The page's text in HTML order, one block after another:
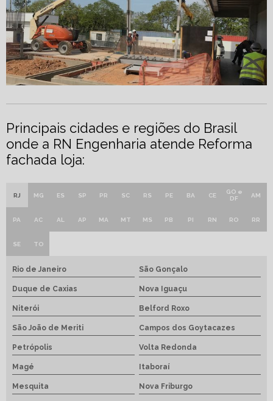
Principais cidades e regiões do Brasil
onde a RN Engenharia atende Reforma
fachada loja:
RJ MG ES SP PR SC RS PE BA CE
GO e
DF
AM
PA AC AL AP MA MT MS PB PI RN RO RR
SE TO
Rio de Janeiro São Gonçalo
Duque de Caxias Nova Iguaçu
Niterói Belford Roxo
São João de Meriti Campos dos Goytacazes
Petrópolis Volta Redonda
Magé Itaboraí
Mesquita Nova Friburgo